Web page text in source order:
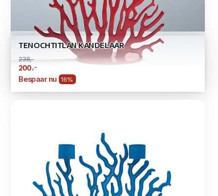
TENOCHTITLAN KANDELAAR
238,-
200,-
Bespaar nu 16%